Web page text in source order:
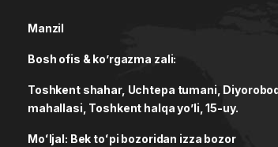
Manzil
Bosh ofis & ko’rgazma zali:
Toshkent shahar, Uchtepa tumani,
mahallasi, Toshkent halqa yo’li, 15-uy.
Moʻljal: Bek toʻpi bozoridan izza bozor